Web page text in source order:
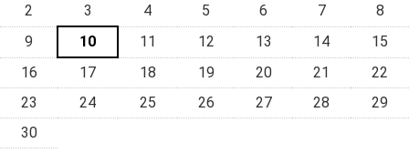
2
3 4 5 6 7
8
9
10 11 12 13 14
15
16
17 18 19 20 21
22
23
24 25 26 27 28
29
30